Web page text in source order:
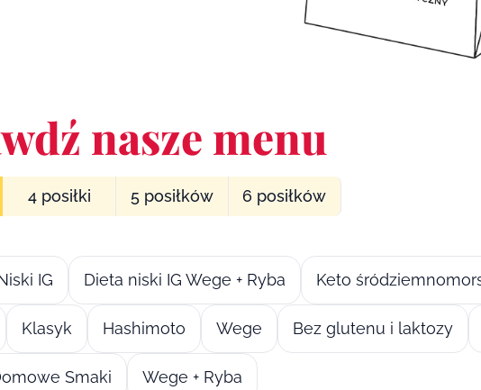
nasze menu
4 posiłki 5 posiłków 6 posiłków
IG Dieta niski IG Wege + Ryba Keto
Klasyk Hashimoto Wege Bez glutenu i laktozy
Smaki Wege + Ryba